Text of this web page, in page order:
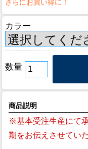
カラー
数量
商品説明
※基本受注生産にて
期をお伝えさせてい